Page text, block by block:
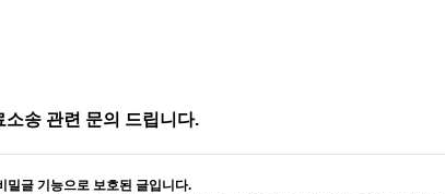
소송 관련 문의 드립니다.
밀글 기능으로 보호된 글입니다.